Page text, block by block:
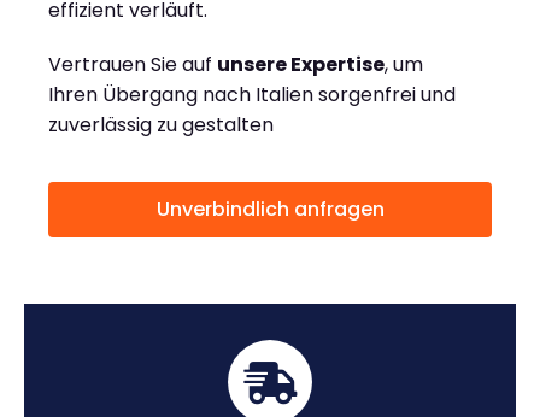
effizient verläuft.
Vertrauen Sie auf unsere Expertise, um
Ihren Übergang nach Italien sorgenfrei und
zuverlässig zu gestalten
Unverbindlich anfragen